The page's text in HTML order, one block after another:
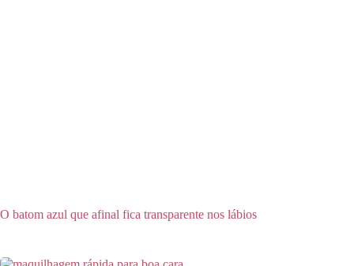
O batom azul que afinal fica transparente nos lábios